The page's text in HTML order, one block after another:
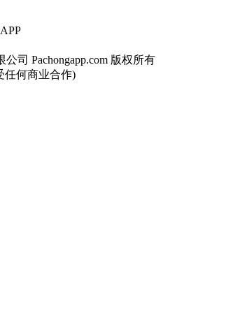
司 Pachongapp.com 版权所有
任何商业合作)